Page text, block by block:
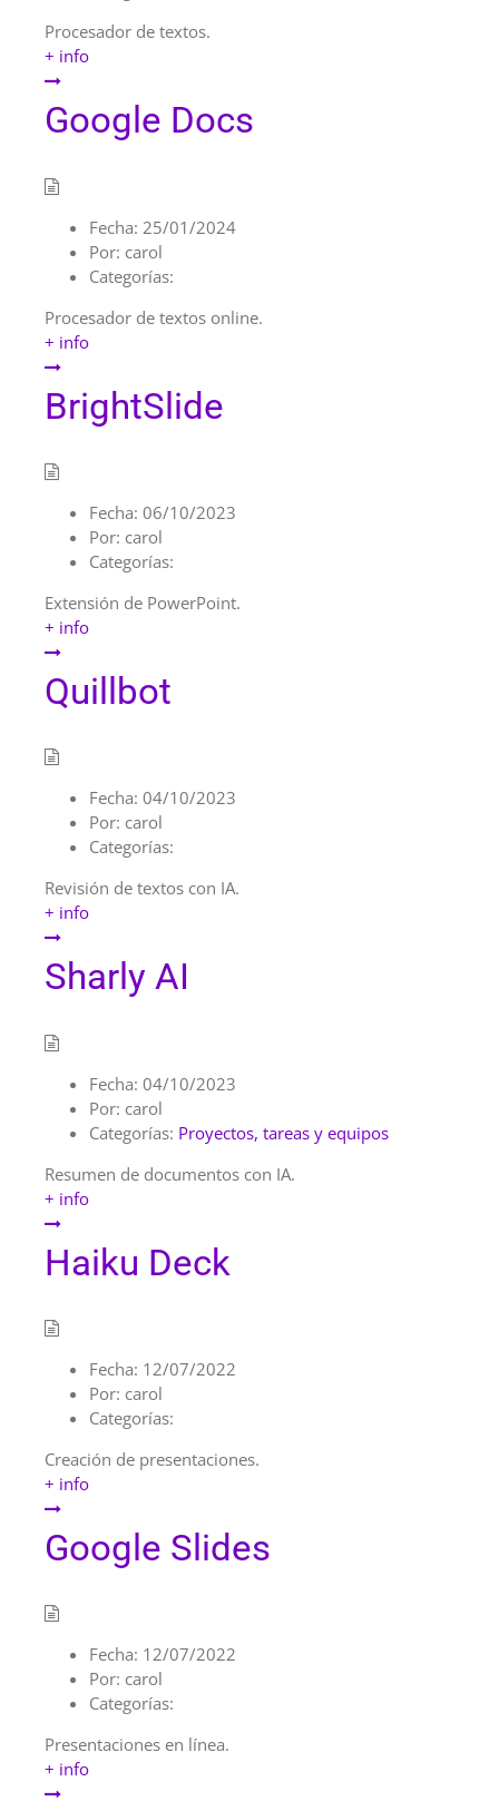
Procesador de textos.
+ info
Google Docs
Fecha: 25/01/2024
Por: carol
Categorías:
Procesador de textos online.
+ info
BrightSlide
Fecha: 06/10/2023
Por: carol
Categorías:
Extensión de PowerPoint.
+ info
Quillbot
Fecha: 04/10/2023
Por: carol
Categorías:
Revisión de textos con IA.
+ info
Sharly AI
Fecha: 04/10/2023
Por: carol
Categorías: Proyectos, tareas y equipos
Resumen de documentos con IA.
+ info
Haiku Deck
Fecha: 12/07/2022
Por: carol
Categorías:
Creación de presentaciones.
+ info
Google Slides
Fecha: 12/07/2022
Por: carol
Categorías:
Presentaciones en línea.
+ info